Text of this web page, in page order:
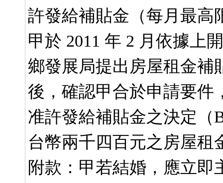
許發給補貼金（每月最高
甲於 2011 年 2 月依據上
鄉發展局提出房屋租金補
後，確認甲合於申請要件
准許發給補貼金之決定（
台幣兩千四百元之房屋租
附款：甲若結婚，應立